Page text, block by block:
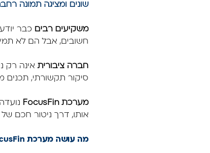
שונים ומציגה תמונה
משקיעים רבים כבר
חשובים, אבל הם לא
חברה ציבורית אינה רק
סיקור תקשורתי, תכנים
מערכת FocusFin
אותו, דרך ניטור חכם של
מה עושה מערכת FocusFin?